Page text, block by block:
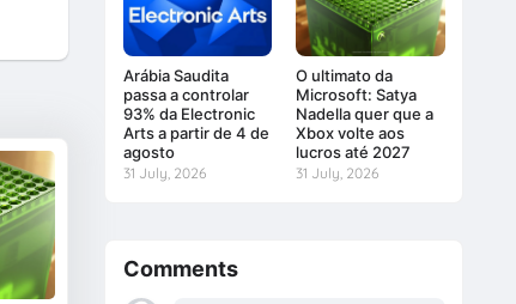
Arábia Saudita
passa a controlar
93% da Electronic
Arts a partir de 4 de
agosto
31 July, 2026
O ultimato da
Microsoft: Satya
Nadella quer que a
Xbox volte aos
lucros até 2027
31 July, 2026
Comments